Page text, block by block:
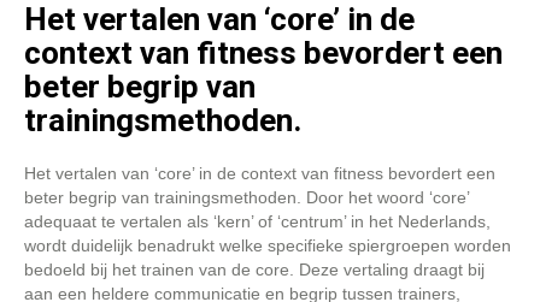
Het vertalen van ‘core’ in de
context van fitness bevordert een
beter begrip van
trainingsmethoden.
Het vertalen van ‘core’ in de context van fitness bevordert een
beter begrip van trainingsmethoden. Door het woord ‘core’
adequaat te vertalen als ‘kern’ of ‘centrum’ in het Nederlands,
wordt duidelijk benadrukt welke specifieke spiergroepen worden
bedoeld bij het trainen van de core. Deze vertaling draagt bij
aan een heldere communicatie en begrip tussen trainers,